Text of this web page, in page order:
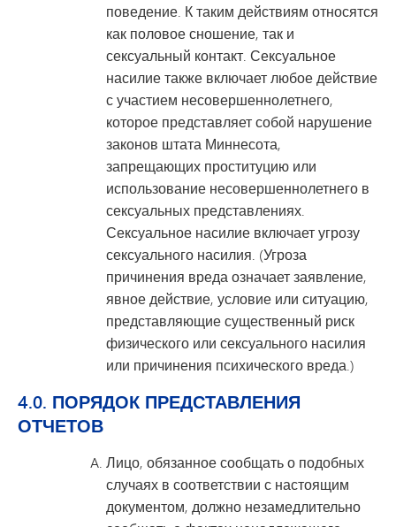
поведение. К таким действиям относятся
как половое сношение, так и
сексуальный контакт. Сексуальное
насилие также включает любое действие
с участием несовершеннолетнего,
которое представляет собой нарушение
законов штата Миннесота,
запрещающих проституцию или
использование несовершеннолетнего в
сексуальных представлениях.
Сексуальное насилие включает угрозу
сексуального насилия. (Угроза
причинения вреда означает заявление,
явное действие, условие или ситуацию,
представляющие существенный риск
физического или сексуального насилия
или причинения психического вреда.)
4.0. ПОРЯДОК ПРЕДСТАВЛЕНИЯ
ОТЧЕТОВ
Лицо, обязанное сообщать о подобных
случаях в соответствии с настоящим
документом, должно незамедлительно